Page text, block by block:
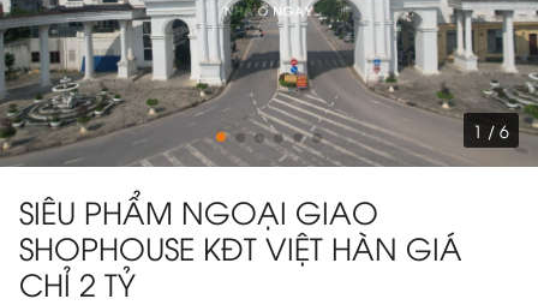
1 / 6
SIÊU PHẨM NGOẠI GIAO
SHOPHOUSE KĐT VIỆT HÀN GIÁ
CHỈ 2 TỶ